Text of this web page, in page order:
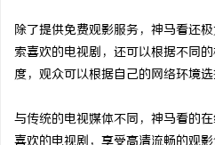
除了提供免费观影服务，神马看还
索喜欢的电视剧，还可以根据不同
度，观众可以根据自己的网络环境
与传统的电视媒体不同，神马看的
喜欢的电视剧，享受高清流畅的观